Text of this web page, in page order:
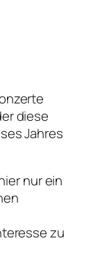
diese
Jahres
nur ein
zu